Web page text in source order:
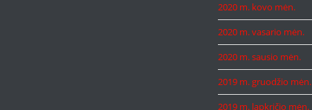
2020 m. kovo mėn.
2020 m. vasario mėn.
2020 m. sausio mėn.
2019 m. gruodžio mėn.
2019 m. lapkričio mėn.